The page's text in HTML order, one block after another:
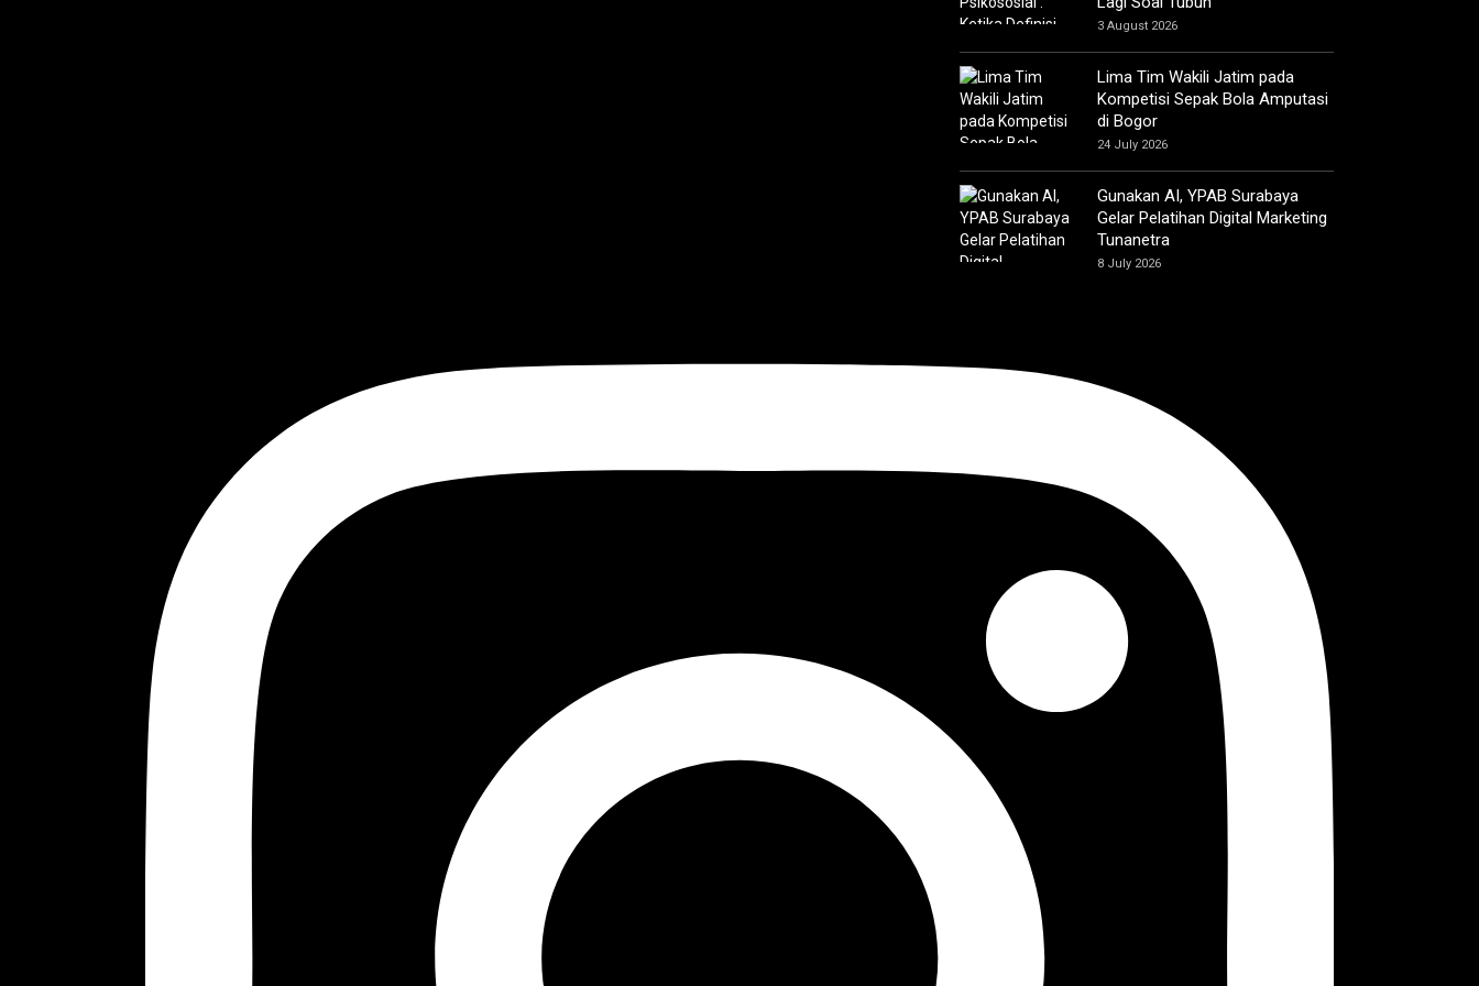
3 August 2026
Lima Tim Wakili Jatim pada
Kompetisi Sepak Bola Amputasi
di Bogor
24 July 2026
Gunakan AI, YPAB Surabaya
Gelar Pelatihan Digital Marketing
Tunanetra
8 July 2026